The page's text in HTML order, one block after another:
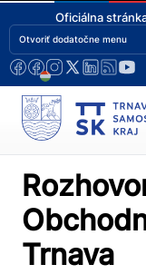
Oficiálna
Otvoriť dodatočne menu
Trnava